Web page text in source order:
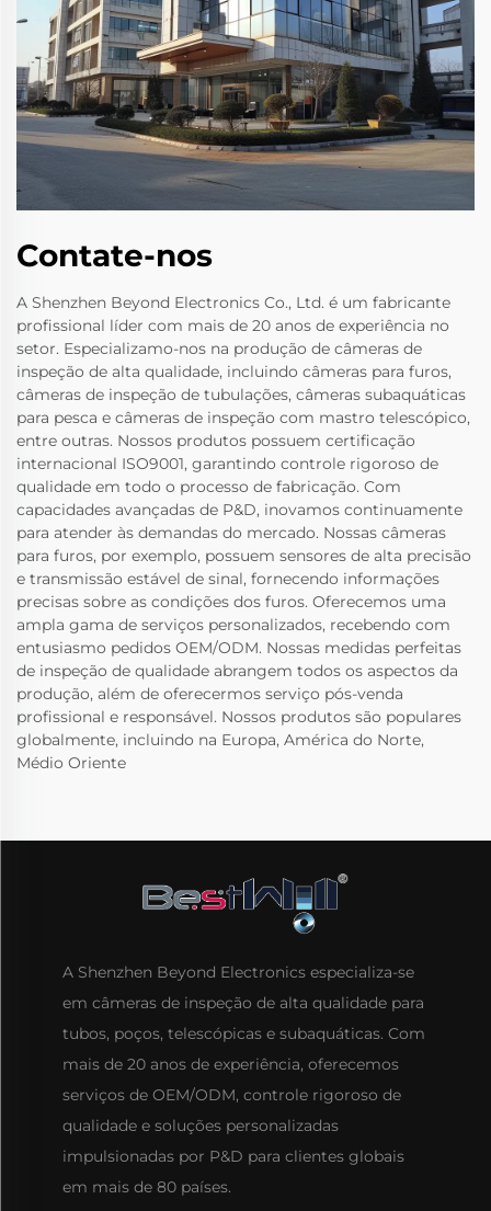
Contate-nos
A Shenzhen Beyond Electronics Co., Ltd. é um fabricante
profissional líder com mais de 20 anos de experiência no
setor. Especializamo-nos na produção de câmeras de
inspeção de alta qualidade, incluindo câmeras para furos,
câmeras de inspeção de tubulações, câmeras subaquáticas
para pesca e câmeras de inspeção com mastro telescópico,
entre outras. Nossos produtos possuem certificação
internacional ISO9001, garantindo controle rigoroso de
qualidade em todo o processo de fabricação. Com
capacidades avançadas de P&D, inovamos continuamente
para atender às demandas do mercado. Nossas câmeras
para furos, por exemplo, possuem sensores de alta precisão
e transmissão estável de sinal, fornecendo informações
precisas sobre as condições dos furos. Oferecemos uma
ampla gama de serviços personalizados, recebendo com
entusiasmo pedidos OEM/ODM. Nossas medidas perfeitas
de inspeção de qualidade abrangem todos os aspectos da
produção, além de oferecermos serviço pós-venda
profissional e responsável. Nossos produtos são populares
globalmente, incluindo na Europa, América do Norte,
Médio Oriente
A Shenzhen Beyond Electronics especializa-se
em câmeras de inspeção de alta qualidade para
tubos, poços, telescópicas e subaquáticas. Com
mais de 20 anos de experiência, oferecemos
serviços de OEM/ODM, controle rigoroso de
qualidade e soluções personalizadas
impulsionadas por P&D para clientes globais
em mais de 80 países.